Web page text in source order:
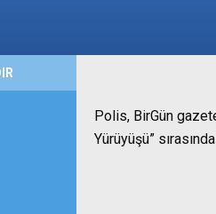
Polis, BirGün
Yürüyüşü”